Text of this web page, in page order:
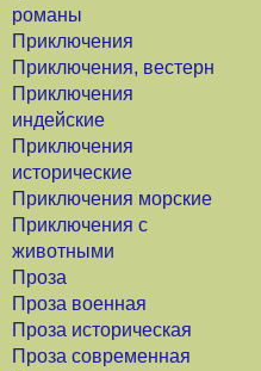
романы
Приключения
Приключения, вестерн
Приключения
индейские
Приключения
исторические
Приключения морские
Приключения с
животными
Проза
Проза военная
Проза историческая
Проза современная